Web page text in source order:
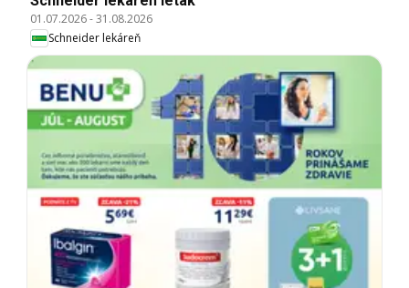
01.07.2026-31.08.2026
Schneider lekáreň